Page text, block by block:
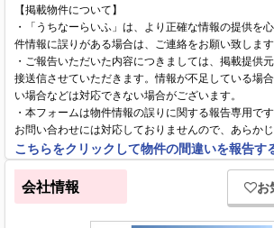
【掲載物件について】
・「うちなーらいふ」は、より正確な情報の提供を
件情報に誤りがある場合は、ご連絡をお願い致します
・ご報告いただいた内容につきましては、掲載提供
接送信させていただきます。情報が不足している場
い場合などは対応できない場合がございます。
・本フォームは物件情報の誤りに関する報告専用で
お問い合わせには対応しておりませんので、あらかじ
こちらをクリックして物件の間違いを報告す
会社情報 お